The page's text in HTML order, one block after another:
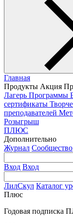
Главная
Продукты Акция
Лагерь Программы
сертификаты
преподавателей
Розыгрыш
ПЛЮС
Дополнительно
Журнал Сообщество
Вход Вход
ЛилСкул Каталог
Плюс
Годовая подписка